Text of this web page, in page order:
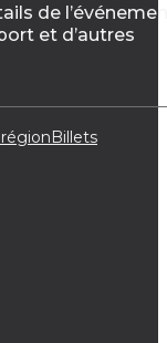
de
et d’autres
Billets